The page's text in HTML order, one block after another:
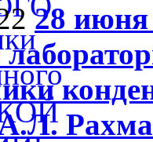
28 июня